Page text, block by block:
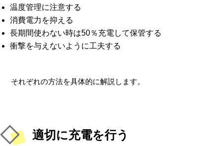
温度管理に注意する
消費電力を抑える
長期間使わない時は50％充電して保管する
衝撃を与えないように工夫する
それぞれの方法を具体的に解説します。
適切に充電を行う